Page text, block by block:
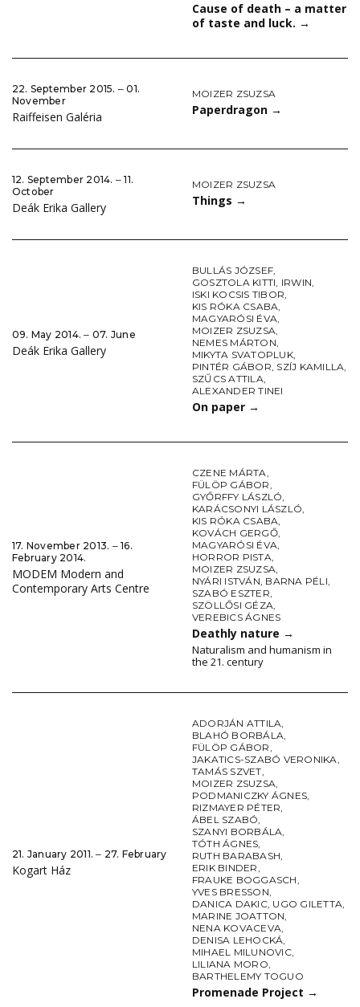
Cause of death – a matter
of taste and luck. →
22. September 2015. ‒ 01.
November
Raiffeisen Galéria
MOIZER ZSUZSA
Paperdragon →
12. September 2014. ‒ 11.
October
Deák Erika Gallery
MOIZER ZSUZSA
Things →
09. May 2014. ‒ 07. June
Deák Erika Gallery
BULLÁS JÓZSEF,
GOSZTOLA KITTI, IRWIN,
ISKI KOCSIS TIBOR,
KIS RÓKA CSABA,
MAGYARÓSI ÉVA,
MOIZER ZSUZSA,
NEMES MÁRTON,
MIKYTA SVATOPLUK,
PINTÉR GÁBOR, SZÍJ KAMILLA,
SZŰCS ATTILA,
ALEXANDER TINEI
On paper →
17. November 2013. ‒ 16.
February 2014.
MODEM Modern and
Contemporary Arts Centre
CZENE MÁRTA,
FÜLÖP GÁBOR,
GYŐRFFY LÁSZLÓ,
KARÁCSONYI LÁSZLÓ,
KIS RÓKA CSABA,
KOVÁCH GERGŐ,
MAGYARÓSI ÉVA,
HORROR PISTA,
MOIZER ZSUZSA,
NYÁRI ISTVÁN, BARNA PÉLI,
SZABÓ ESZTER,
SZÖLLŐSI GÉZA,
VEREBICS ÁGNES
Deathly nature →
Naturalism and humanism in
the 21. century
21. January 2011. ‒ 27. February
Kogart Ház
ADORJÁN ATTILA,
BLAHÓ BORBÁLA,
FÜLÖP GÁBOR,
JAKATICS-SZABÓ VERONIKA,
TAMÁS SZVET,
MOIZER ZSUZSA,
PODMANICZKY ÁGNES,
RIZMAYER PÉTER,
ÁBEL SZABÓ,
SZANYI BORBÁLA,
TÓTH ÁGNES,
RUTH BARABASH,
ERIK BINDER,
FRAUKE BOGGASCH,
YVES BRESSON,
DANICA DAKIC, UGO GILETTA,
MARINE JOATTON,
NENA KOVACEVA,
DENISA LEHOCKÁ,
MIHAEL MILUNOVIC,
LILIANA MORO,
BARTHELEMY TOGUO
Promenade Project →